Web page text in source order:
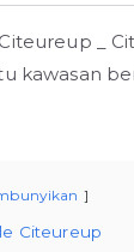
_
kawasan
Citeureup